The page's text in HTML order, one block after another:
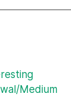
Medium